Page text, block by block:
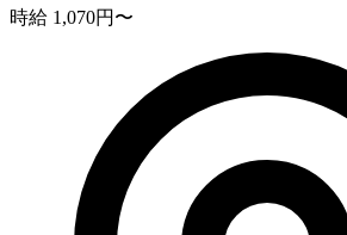
時給 1,070円〜